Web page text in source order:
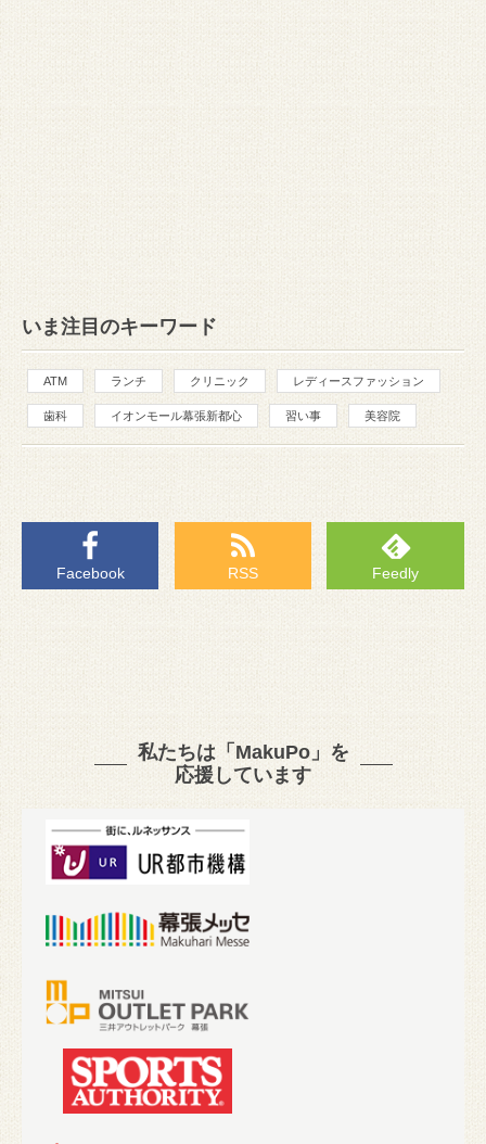
いま注目のキーワード
ATM ランチ クリニック レディースファッション
歯科 イオンモール幕張新都心 習い事 美容院
Facebook RSS Feedly
私たちは「MakuPo」を
応援しています